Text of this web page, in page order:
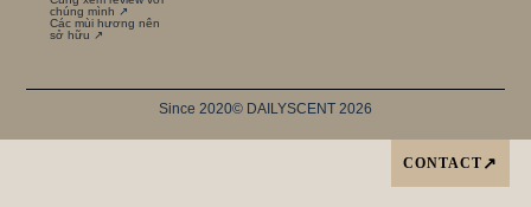
chúng mình ↗
Các mùi hương nên
sở hữu ↗
Since 2020© DAILYSCENT 2026
CONTACT ↗